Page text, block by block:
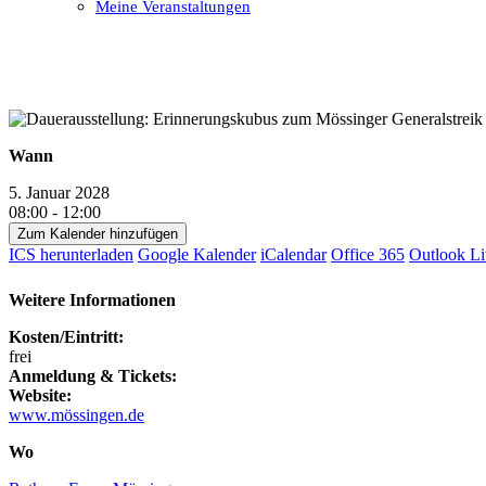
Meine Veranstaltungen
Wann
5. Januar 2028
08:00 - 12:00
Zum Kalender hinzufügen
ICS herunterladen Google Kalender iCalendar Office 365 Outlook
Weitere Informationen
Kosten/Eintritt:
frei
Anmeldung & Tickets:
Website:
www.mössingen.de
Wo